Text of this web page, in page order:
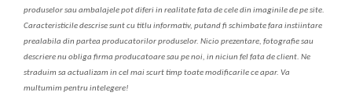
produselor sau ambalajele pot diferi in realitate fata de cele din imaginile de pe site.
Caracteristicile descrise sunt cu titlu informativ, putand fi schimbate fara instiintare
prealabila din partea producatorilor produselor. Nicio prezentare, fotografie sau
descriere nu obliga firma producatoare sau pe noi, in niciun fel fata de client. Ne
straduim sa actualizam in cel mai scurt timp toate modificarile ce apar. Va
multumim pentru intelegere!